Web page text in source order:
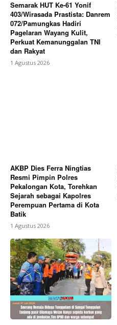
Semarak HUT Ke-61 Yonif
403/Wirasada Prastista: Danrem
072/Pamungkas Hadiri
Pagelaran Wayang Kulit,
Perkuat Kemanunggalan TNI
dan Rakyat
1 Agustus 2026
AKBP Dies Ferra Ningtias
Resmi Pimpin Polres
Pekalongan Kota, Torehkan
Sejarah sebagai Kapolres
Perempuan Pertama di Kota
Batik
1 Agustus 2026